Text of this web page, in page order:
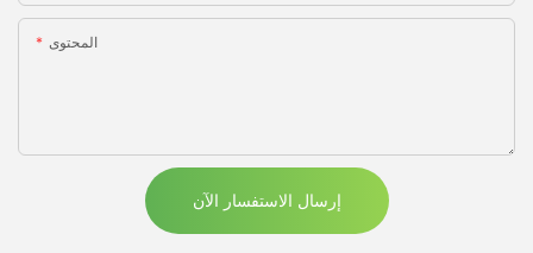
المحتوى
إرسال الاستفسار الآن